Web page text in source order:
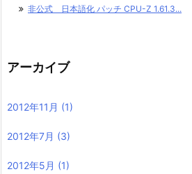
非公式 日本語化 パッチ CPU-Z 1.61.3...
アーカイブ
2012年11月 (1)
2012年7月 (3)
2012年5月 (1)